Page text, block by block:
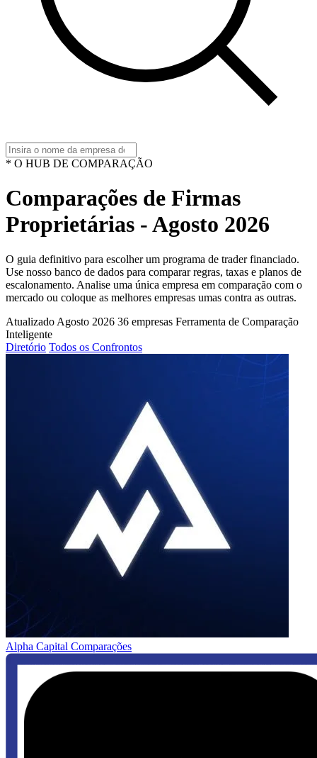
* O HUB DE COMPARAÇÃO
Comparações de Firmas
Proprietárias - Agosto 2026
O guia definitivo para escolher um programa de trader financiado.
Use nosso banco de dados para comparar regras, taxas e planos de
escalonamento. Analise uma única empresa em comparação com o
mercado ou coloque as melhores empresas umas contra as outras.
Atualizado Agosto 2026 36 empresas Ferramenta de Comparação
Inteligente
Diretório Todos os Confrontos
Alpha Capital Comparações